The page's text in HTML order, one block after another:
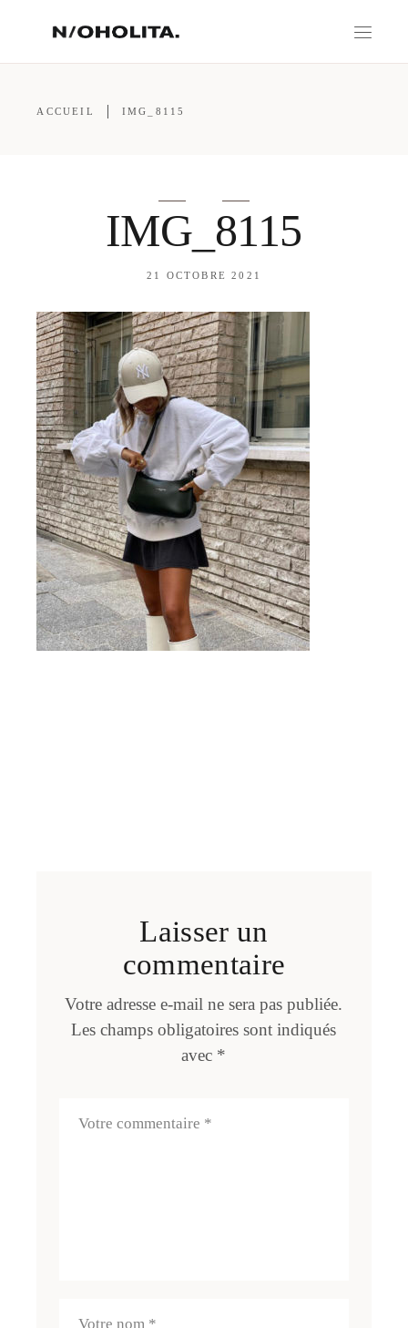
ACCUEIL IMG_8115
IMG_8115
21 OCTOBRE 2021
Laisser un
commentaire
Votre adresse e-mail ne sera pas publiée.
Les champs obligatoires sont indiqués
avec *